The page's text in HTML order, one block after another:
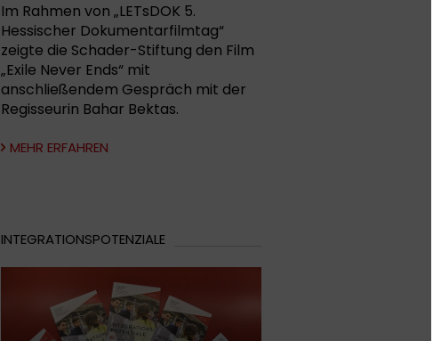
Im Rahmen von „LETsDOK 5.
Hessischer Dokumentarfilmtag“
zeigte die Schader-Stiftung den Film
„Exile Never Ends“ mit
anschließendem Gespräch mit der
Regisseurin Bahar Bektas.
MEHR ERFAHREN
INTEGRATIONSPOTENZIALE